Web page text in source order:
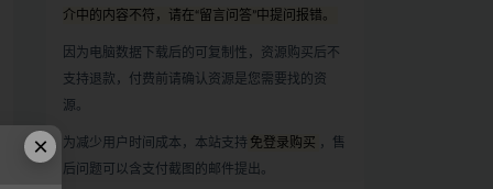
介中的内容不符，请在“留言问答”中提问报错。
因为电脑数据下载后的可复制性，资源购买后不
支持退款，付费前请确认资源是您需要找的资
源。
为减少用户时间成本，本站支持 免登录购买 ，售
后问题可以含支付截图的邮件提出。
×